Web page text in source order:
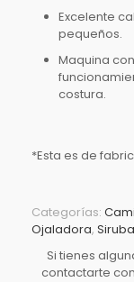
Excelente
pequeños.
Maquina
costura.
*Esta es de
Categorías:
Ojaladora, Siruba
Si tienes
contactarte